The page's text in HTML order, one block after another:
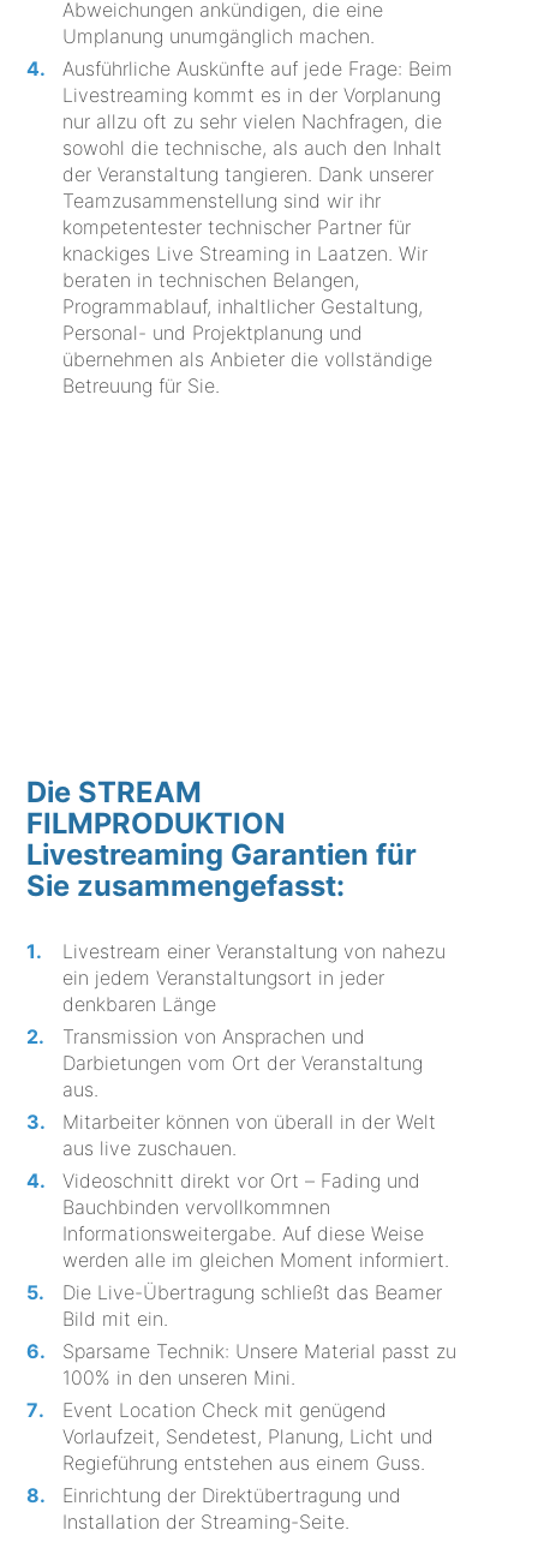
Abweichungen ankündigen, die eine
Umplanung unumgänglich machen.
Ausführliche Auskünfte auf jede Frage: Beim
Livestreaming kommt es in der Vorplanung
nur allzu oft zu sehr vielen Nachfragen, die
sowohl die technische, als auch den Inhalt
der Veranstaltung tangieren. Dank unserer
Teamzusammenstellung sind wir ihr
kompetentester technischer Partner für
knackiges Live Streaming in Laatzen. Wir
beraten in technischen Belangen,
Programmablauf, inhaltlicher Gestaltung,
Personal- und Projektplanung und
übernehmen als Anbieter die vollständige
Betreuung für Sie.
Die STREAM
FILMPRODUKTION
Livestreaming Garantien für
Sie zusammengefasst:
Livestream einer Veranstaltung von nahezu
ein jedem Veranstaltungsort in jeder
denkbaren Länge
Transmission von Ansprachen und
Darbietungen vom Ort der Veranstaltung
aus.
Mitarbeiter können von überall in der Welt
aus live zuschauen.
Videoschnitt direkt vor Ort – Fading und
Bauchbinden vervollkommnen
Informationsweitergabe. Auf diese Weise
werden alle im gleichen Moment informiert.
Die Live-Übertragung schließt das Beamer
Bild mit ein.
Sparsame Technik: Unsere Material passt zu
100% in den unseren Mini.
Event Location Check mit genügend
Vorlaufzeit, Sendetest, Planung, Licht und
Regieführung entstehen aus einem Guss.
Einrichtung der Direktübertragung und
Installation der Streaming-Seite.